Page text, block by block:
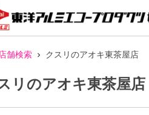
舗検索 クスリのアオキ東茶屋店
リのアオキ東茶屋店